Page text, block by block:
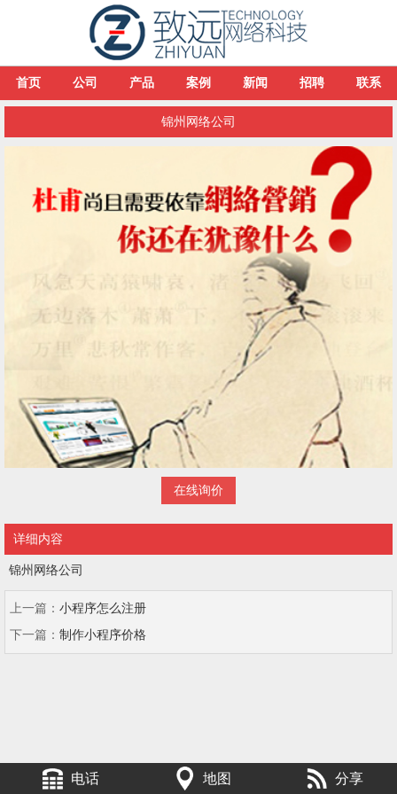
首页 公司 产品 案例 新闻 招聘 联系
锦州网络公司
在线询价
详细内容
锦州网络公司
上一篇： 小程序怎么注册
下一篇： 制作小程序价格
电话 地图 分享